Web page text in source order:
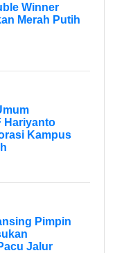
Winner
Merah Putih
Hariyanto
Kampus
Pimpin
Jalur